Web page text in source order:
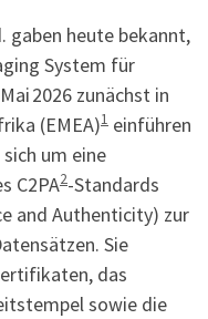
gaben heute bekannt,
System für
2026 zunächst in
(EMEA)1 einführen
um eine
C2PA2-Standards
and Authenticity) zur
Sie
das
sowie die